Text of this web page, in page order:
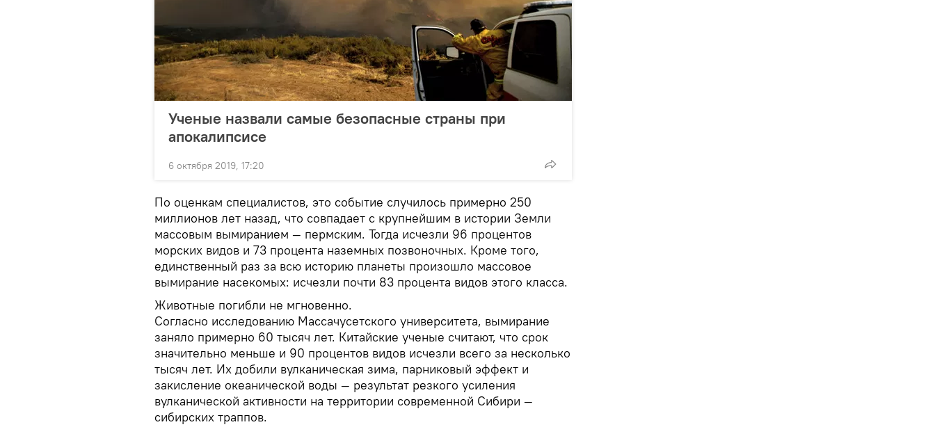
Ученые назвали самые безопасные страны при
апокалипсисе
6 октября 2019, 17:20
По оценкам специалистов, это событие случилось примерно 250
миллионов лет назад, что совпадает с крупнейшим в истории Земли
массовым вымиранием — пермским. Тогда исчезли 96 процентов
морских видов и 73 процента наземных позвоночных. Кроме того,
единственный раз за всю историю планеты произошло массовое
вымирание насекомых: исчезли почти 83 процента видов этого класса.
Животные погибли не мгновенно.
Согласно исследованию Массачусетского университета, вымирание
заняло примерно 60 тысяч лет. Китайские ученые считают, что срок
значительно меньше и 90 процентов видов исчезли всего за несколько
тысяч лет. Их добили вулканическая зима, парниковый эффект и
закисление океанической воды — результат резкого усиления
вулканической активности на территории современной Сибири —
сибирских траппов.